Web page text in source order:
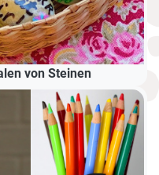
von Steinen